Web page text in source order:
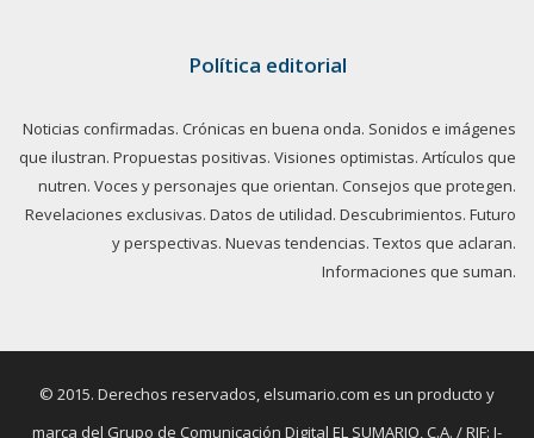
Política editorial
Noticias confirmadas. Crónicas en buena onda. Sonidos e imágenes
que ilustran. Propuestas positivas. Visiones optimistas. Artículos que
nutren. Voces y personajes que orientan. Consejos que protegen.
Revelaciones exclusivas. Datos de utilidad. Descubrimientos. Futuro
y perspectivas. Nuevas tendencias. Textos que aclaran.
Informaciones que suman.
© 2015. Derechos reservados, elsumario.com es un producto y
marca del Grupo de Comunicación Digital EL SUMARIO, C.A. / RIF: J-